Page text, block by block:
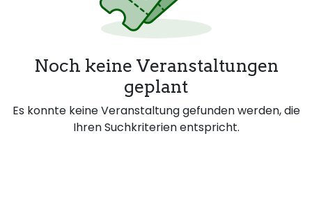
Noch keine Veranstaltungen
geplant
Es konnte keine Veranstaltung gefunden werden, die
Ihren Suchkriterien entspricht.